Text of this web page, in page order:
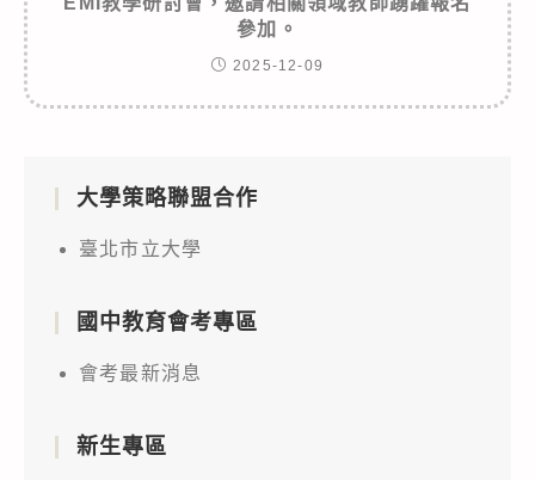
參加。
2025-12-09
大學策略聯盟合作
臺北市立大學
國中教育會考專區
會考最新消息
新生專區